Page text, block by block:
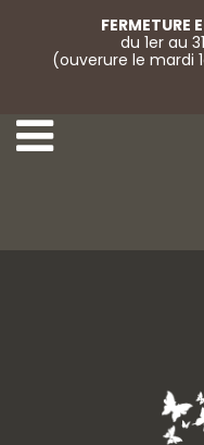
FERMETURE
du 1er au
(ouverure le mardi